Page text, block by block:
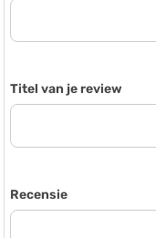
Titel van je review
Recensie